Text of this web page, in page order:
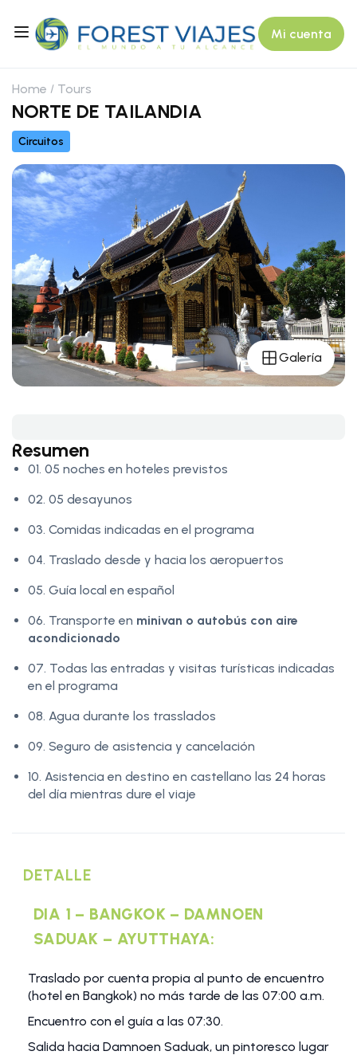
Mi cuenta
Home Tours
NORTE DE TAILANDIA
Circuitos
Galería
Resumen
01. 05 noches en hoteles previstos
02. 05 desayunos
03. Comidas indicadas en el programa
04. Traslado desde y hacia los aeropuertos
05. Guía local en español
06. Transporte en minivan o autobús con aire
acondicionado
07. Todas las entradas y visitas turísticas indicadas
en el programa
08. Agua durante los trasslados
09. Seguro de asistencia y cancelación
10. Asistencia en destino en castellano las 24 horas
del día mientras dure el viaje
DETALLE
DIA 1 – BANGKOK – DAMNOEN
SADUAK – AYUTTHAYA:
Traslado por cuenta propia al punto de encuentro
(hotel en Bangkok) no más tarde de las 07:00 a.m.
Encuentro con el guía a las 07:30.
Salida hacia Damnoen Saduak, un pintoresco lugar